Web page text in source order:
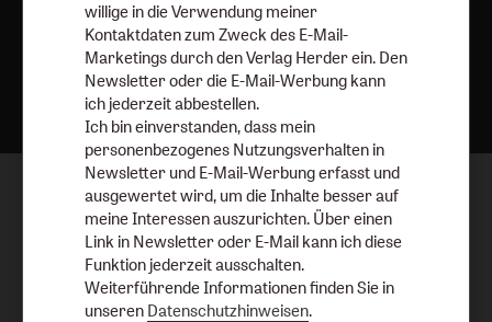
Nach oben
willige in die Verwendung meiner
Kontaktdaten zum Zweck des E-Mail-
Marketings durch den Verlag Herder ein. Den
Newsletter oder die E-Mail-Werbung kann
ich jederzeit abbestellen.
Ich bin einverstanden, dass mein
personenbezogenes Nutzungsverhalten in
Newsletter und E-Mail-Werbung erfasst und
ausgewertet wird, um die Inhalte besser auf
meine Interessen auszurichten. Über einen
Link in Newsletter oder E-Mail kann ich diese
Funktion jederzeit ausschalten.
Weiterführende Informationen finden Sie in
unseren Datenschutzhinweisen.